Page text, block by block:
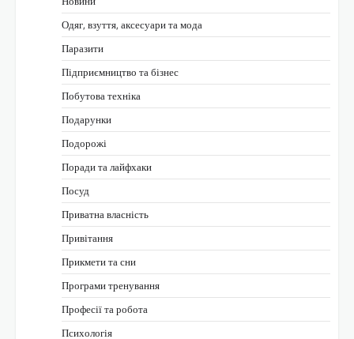
Одяг, взуття, аксесуари та мода
Паразити
Підприємництво та бізнес
Побутова техніка
Подарунки
Подорожі
Поради та лайфхаки
Посуд
Приватна власність
Привітання
Прикмети та сни
Програми тренування
Професії та робота
Психологія